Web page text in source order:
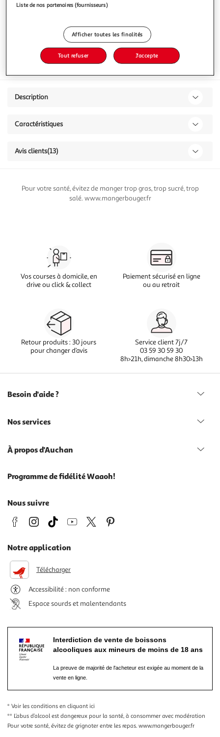
Afficher le prix
Description
Caractéristiques
Avis clients(13)
Pour votre santé, évitez de manger trop gras, trop sucré, trop
salé. www.mangerbouger.fr
Vos courses à domicile, en
drive ou click & collect
Paiement sécurisé en ligne
ou au retrait
Retour produits : 30 jours
pour changer d’avis
Service client 7j/7
03 59 30 59 30
8h>21h, dimanche 8h30>13h
Besoin d'aide ?
Nos services
À propos d'Auchan
Programme de fidélité Waaoh!
Nous suivre
Notre application
Télécharger
Accessibilité : non conforme
Espace sourds et malentendants
Interdiction de vente de boissons
alcooliques aux mineurs de moins de 18 ans
La preuve de majorité de l'acheteur est exigée au moment de la
vente en ligne.
* Voir les conditions en cliquant ici
** L’abus d’alcool est dangereux pour la santé, à consommer avec modération
Pour votre santé, évitez de grignoter entre les repas. www.mangerbouger.fr
Liste de nos partenaires (fournisseurs)
Afficher toutes les finalités
Tout refuser J'accepte